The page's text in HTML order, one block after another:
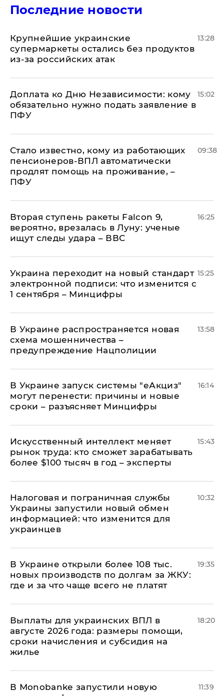
Последние новости
Крупнейшие украинские
супермаркеты остались без продуктов
из-за российских атак
13:28
Доплата ко Дню Независимости: кому
обязательно нужно подать заявление в
ПФУ
15:02
Стало известно, кому из работающих
пенсионеров-ВПЛ автоматически
продлят помощь на проживание, –
ПФУ
09:38
Вторая ступень ракеты Falcon 9,
вероятно, врезалась в Луну: ученые
ищут следы удара – ВВС
16:25
Украина переходит на новый стандарт
электронной подписи: что изменится с
1 сентября – Минцифры
15:25
В Украине распространяется новая
схема мошенничества –
предупреждение Нацполиции
13:58
В Украине запуск системы "еАкциз"
могут перенести: причины и новые
сроки – разъясняет Минцифры
16:14
Искусственный интеллект меняет
рынок труда: кто сможет зарабатывать
более $100 тысяч в год – эксперты
15:43
Налоговая и пограничная службы
Украины запустили новый обмен
информацией: что изменится для
украинцев
10:32
В Украине открыли более 108 тыс.
новых производств по долгам за ЖКУ:
где и за что чаще всего не платят
19:35
Выплаты для украинских ВПЛ в
августе 2026 года: размеры помощи,
сроки начисления и субсидия на
жилье
18:20
В Мonobankе запустили новую
11:39